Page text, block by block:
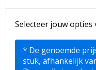
Autotassen
Goodiebags
Selecteer jouw
* De genoemde
stuk, afhankelijk